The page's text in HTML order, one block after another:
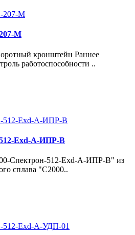
М
кронштейн Раннее
работоспособности ..
Exd-А-ИПР-В
Спектрон-512-Exd-А-ИПР-В" из
сплава "С2000..